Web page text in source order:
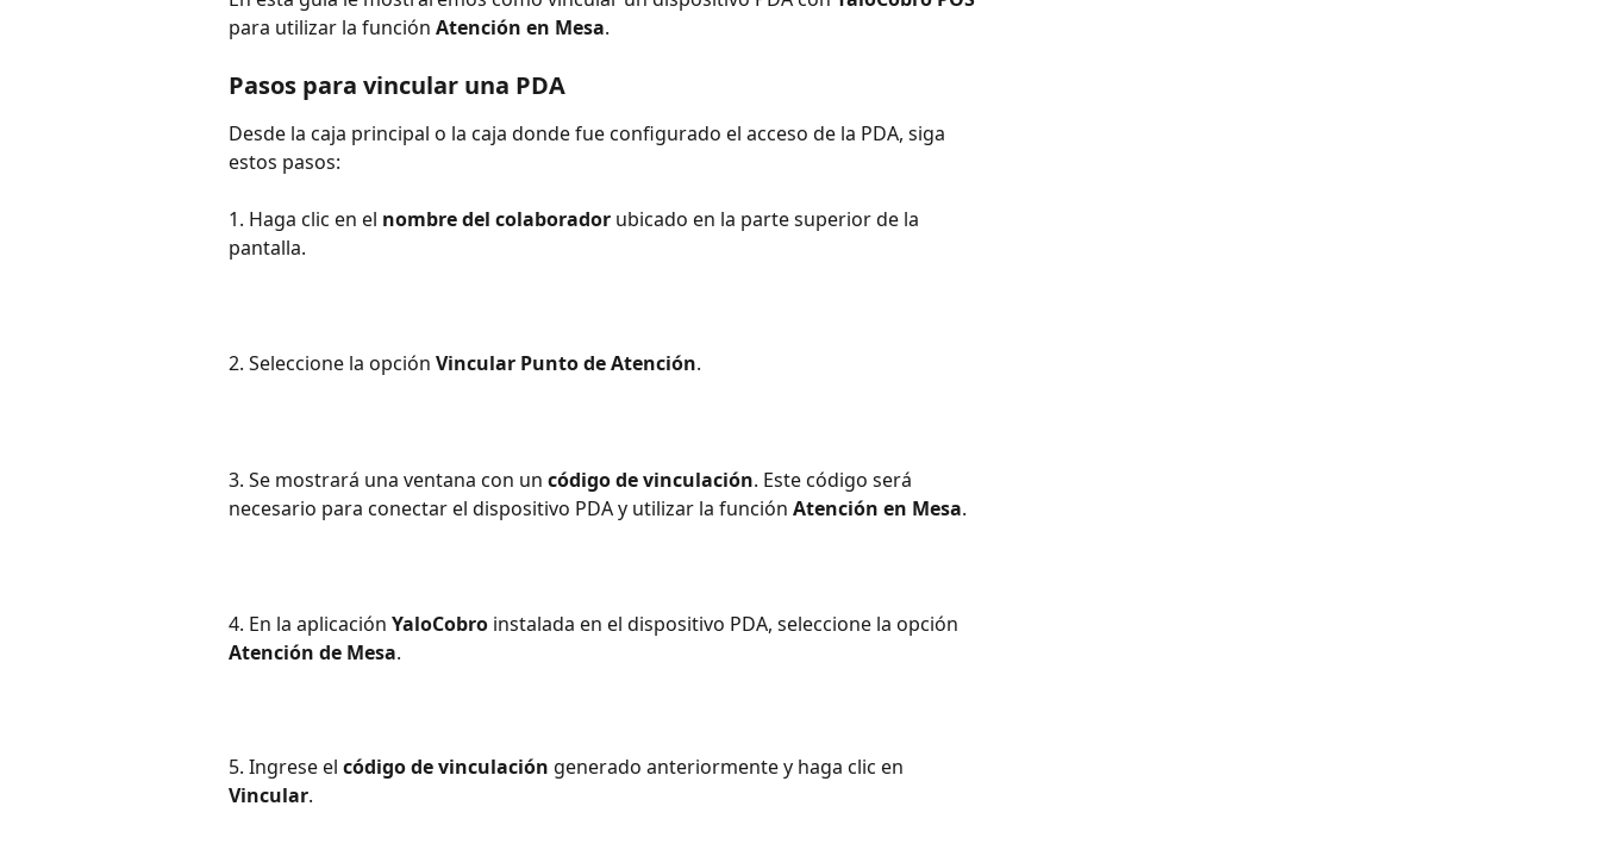
para utilizar la función Atención en Mesa.
Pasos para vincular una PDA
Desde la caja principal o la caja donde fue configurado el acceso de la PDA, siga
estos pasos:
1. Haga clic en el nombre del colaborador ubicado en la parte superior de la
pantalla.
2. Seleccione la opción Vincular Punto de Atención.
3. Se mostrará una ventana con un código de vinculación. Este código será
necesario para conectar el dispositivo PDA y utilizar la función Atención en Mesa.
4. En la aplicación YaloCobro instalada en el dispositivo PDA, seleccione la opción
Atención de Mesa.
5. Ingrese el código de vinculación generado anteriormente y haga clic en
Vincular.